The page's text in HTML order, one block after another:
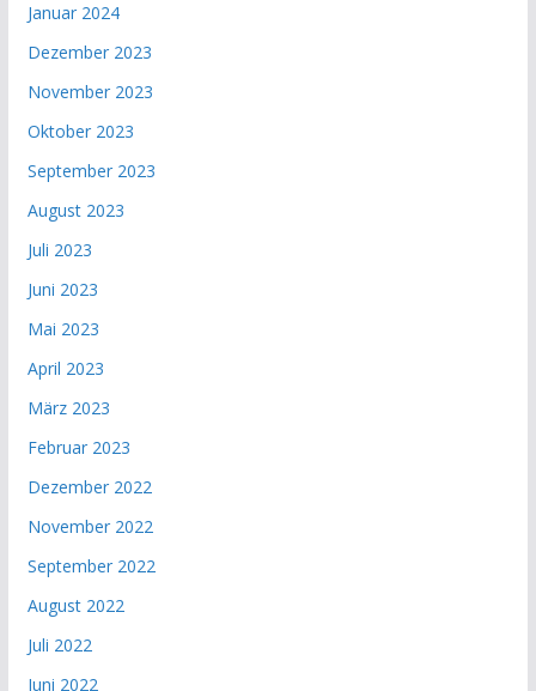
Januar 2024
Dezember 2023
November 2023
Oktober 2023
September 2023
August 2023
Juli 2023
Juni 2023
Mai 2023
April 2023
März 2023
Februar 2023
Dezember 2022
November 2022
September 2022
August 2022
Juli 2022
Juni 2022